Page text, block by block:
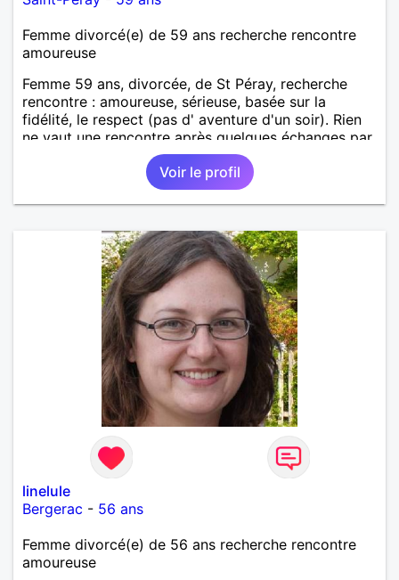
Femme divorcé(e) de 59 ans recherche rencontre
amoureuse
Femme 59 ans, divorcée, de St Péray, recherche
rencontre : amoureuse, sérieuse, basée sur la
fidélité, le respect (pas d' aventure d'un soir). Rien
ne vaut une rencontre après quelques échanges par
messages pour savoir si il y a un feeling entre les
deux et le désir de se revoir. Au plaisir de se
Voir le profil
linelule
Bergerac - 56 ans
Femme divorcé(e) de 56 ans recherche rencontre
amoureuse